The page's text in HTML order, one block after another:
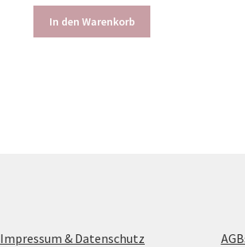
330,00 € 280,00 €.
In den Warenkorb
Impressum & Datenschutz